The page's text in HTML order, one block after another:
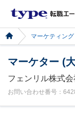
マーケティン
マーケター (
フェンリル株式会
お問い合わせ番号：